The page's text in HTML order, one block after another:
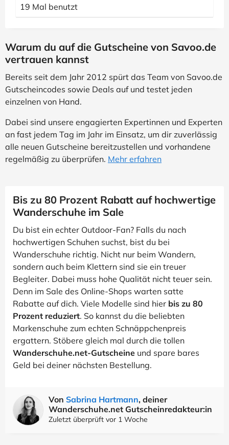
19 Mal benutzt
Warum du auf die Gutscheine von Savoo.de
vertrauen kannst
Bereits seit dem Jahr 2012 spürt das Team von Savoo.de
Gutscheincodes sowie Deals auf und testet jeden
einzelnen von Hand.
Dabei sind unsere engagierten Expertinnen und Experten
an fast jedem Tag im Jahr im Einsatz, um dir zuverlässig
alle neuen Gutscheine bereitzustellen und vorhandene
regelmäßig zu überprüfen. Mehr erfahren
Bis zu 80 Prozent Rabatt auf hochwertige
Wanderschuhe im Sale
Du bist ein echter Outdoor-Fan? Falls du nach
hochwertigen Schuhen suchst, bist du bei
Wanderschuhe richtig. Nicht nur beim Wandern,
sondern auch beim Klettern sind sie ein treuer
Begleiter. Dabei muss hohe Qualität nicht teuer sein.
Denn im Sale des Online-Shops warten satte
Rabatte auf dich. Viele Modelle sind hier bis zu 80
Prozent reduziert. So kannst du die beliebten
Markenschuhe zum echten Schnäppchenpreis
ergattern. Stöbere gleich mal durch die tollen
Wanderschuhe.net-Gutscheine und spare bares
Geld bei deiner nächsten Bestellung.
Von Sabrina Hartmann, deiner
Wanderschuhe.net Gutscheinredakteur:in
Zuletzt überprüft vor 1 Woche